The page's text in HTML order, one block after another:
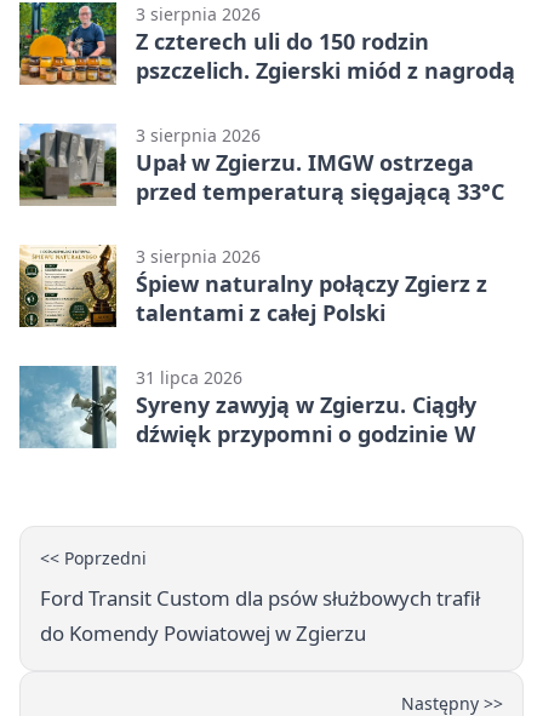
3 sierpnia 2026
Z czterech uli do 150 rodzin
pszczelich. Zgierski miód z nagrodą
3 sierpnia 2026
Upał w Zgierzu. IMGW ostrzega
przed temperaturą sięgającą 33°C
3 sierpnia 2026
Śpiew naturalny połączy Zgierz z
talentami z całej Polski
31 lipca 2026
Syreny zawyją w Zgierzu. Ciągły
dźwięk przypomni o godzinie W
<< Poprzedni
Ford Transit Custom dla psów służbowych trafił
do Komendy Powiatowej w Zgierzu
Następny >>